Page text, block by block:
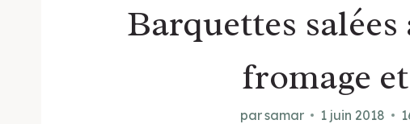
Barquettes
fromage
parsamar 1 juin 2018